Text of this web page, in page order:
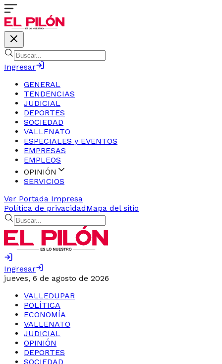
Ingresar
GENERAL
TENDENCIAS
JUDICIAL
DEPORTES
SOCIEDAD
VALLENATO
ESPECIALES y EVENTOS
EMPRESAS
EMPLEOS
OPINIÓN
SERVICIOS
Ver Portada Impresa
Política de privacidadMapa del sitio
Ingresar
jueves, 6 de agosto de 2026
VALLEDUPAR
POLÍTICA
ECONOMÍA
VALLENATO
JUDICIAL
OPINIÓN
DEPORTES
SOCIEDAD